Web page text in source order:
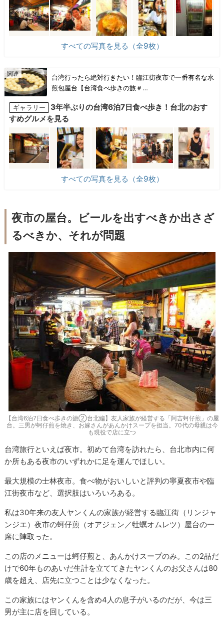
すべての写真を見る（全9枚）
台湾行ったら絶対行きたい！臨江街夜市で一番有名な水
煎包屋台【台湾食べ歩きの旅＃…
ギャラリー
3年半ぶりの台湾6泊7日食べ歩き！台北のおす
すめグルメを見る
すべての写真を見る（全9枚）
夜市の屋台。ビールを出すべきか出さざ
るべきか、それが問題
【台湾6泊7日食べ歩きの旅②台北編】友人家族が経営する「阿吉蚵仔煎」の屋
台。三男が蚵仔煎を焼き、お嫁さんがあんかけスープを担当。70代の母親は今
も現役で店に立つ
台湾旅行といえば夜市。初めて台湾を訪れたら、台北市内に何
か所もある夜市のいずれかに足を運んでほしい。
最大規模の士林夜市。食べ物がおいしいと評判の寧夏夜市や臨
江街夜市など、選択肢はいろいろある。
私は30年来の友人ヤンくんの家族が経営する臨江街（リンジャ
ンジエ）夜市の蚵仔煎（オアジェン／牡蠣オムレツ）屋台の一
席に陣取った。
この店のメニューは蚵仔煎と、あんかけスープのみ。この2品だ
けで60年ものあいだ生計を立ててきたヤンくんのお父さんは80
歳を超え、店先に立つことは少なくなった。
この家族にはヤンくんを含め4人の息子がいるのだが、今は三
男が主に店を回している。